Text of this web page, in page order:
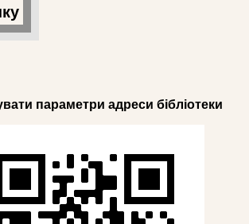
параметри адреси бібліотеки